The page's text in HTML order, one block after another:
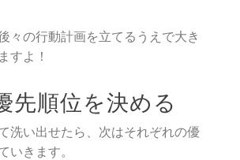
々の行動計画を立てるうえで大き
すよ！
先順位を決める
洗い出せたら、次はそれぞれの優
いきます。